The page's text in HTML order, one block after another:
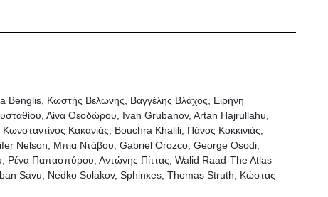
Benglis, Κωστής Βελώνης, Βαγγέλης Βλάχος, Ειρήνη
Λίνα Θεοδώρου, Ivan Grubanov, Artan Hajrullahu,
Κακανιάς, Bouchra Khalili, Πάνος Κοκκινιάς,
Nelson, Μπία Ντάβου, Gabriel Orozco, George Osodi,
Ρένα Παπασπύρου, Αντώνης Πίττας, Walid Raad-The Atlas
Savu, Nedko Solakov, Sphinxes, Thomas Struth, Κώστας